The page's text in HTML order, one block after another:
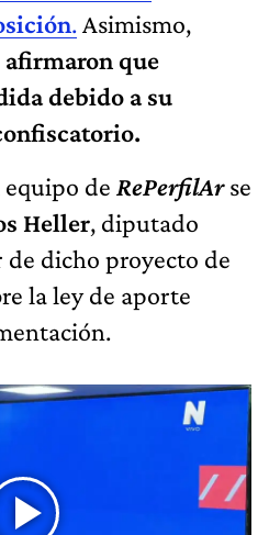
. Asimismo,
que
debido a su
de RePerfilArse
Heller, diputado
dicho proyecto de
la ley de aporte